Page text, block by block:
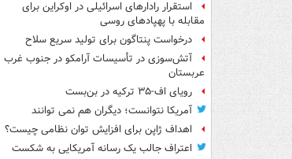
استقرار رادارهای اسرائیلی در اوکراین برای
مقابله با پهپادهای روسی
درخواست پنتاگون برای تولید سریع سلاح
آتش‌سوزی در تأسیسات آرامکو در جنوب غرب
عربستان
رویای اف-۳۵ ترکیه در بن‌بست
آمریکا نتوانست؛ دیگران هم نمی توانند
اهداف ژاپن برای افزایش توان نظامی چیست؟
اعتراف جالب یک رسانه آمریکایی به شکست